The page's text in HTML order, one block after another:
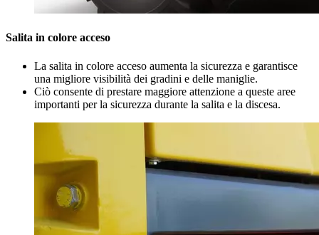
Salita in colore acceso
La salita in colore acceso aumenta la sicurezza e garantisce
una migliore visibilità dei gradini e delle maniglie.
Ciò consente di prestare maggiore attenzione a queste aree
importanti per la sicurezza durante la salita e la discesa.